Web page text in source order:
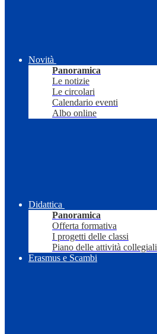
Novità
Panoramica
Le notizie
Le circolari
Calendario eventi
Albo online
Didattica
Panoramica
Offerta formativa
I progetti delle classi
Piano delle attività collegiali
Erasmus e Scambi